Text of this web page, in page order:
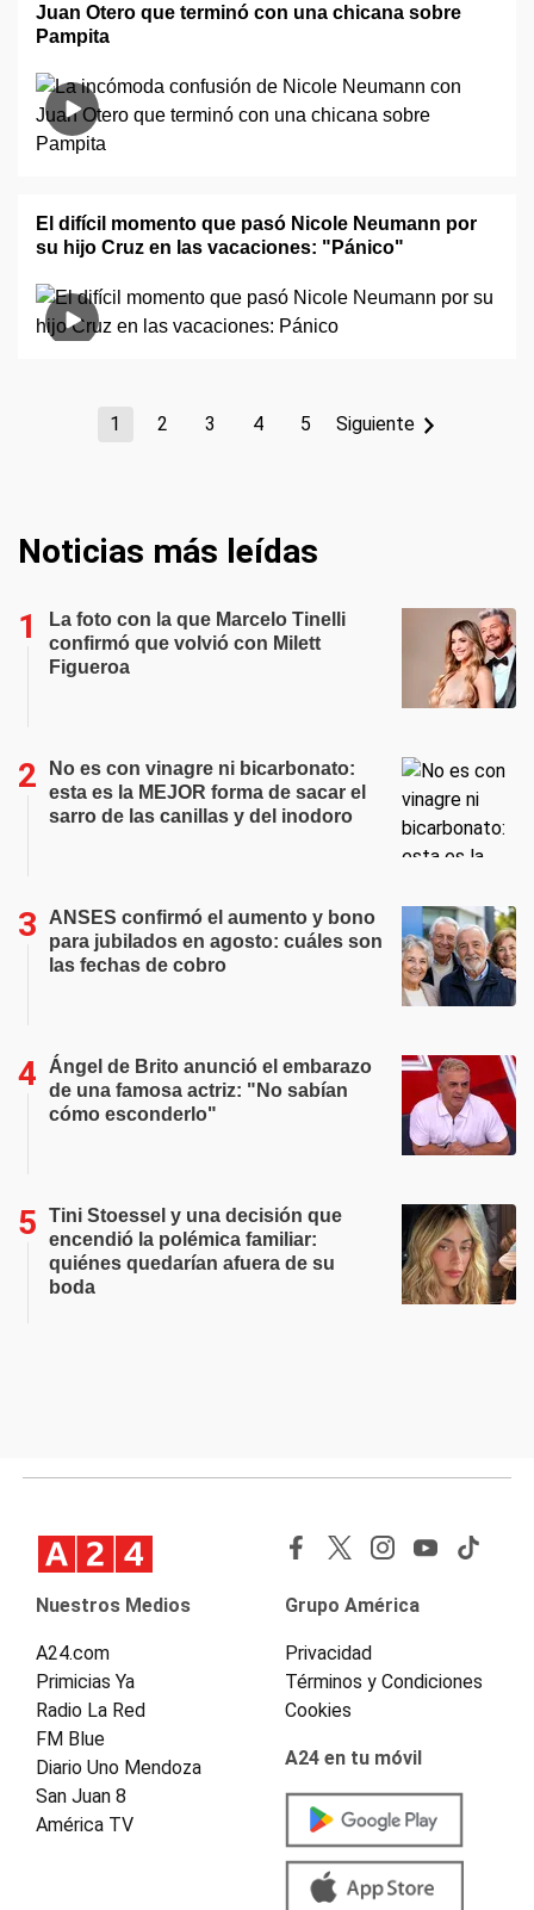
Juan Otero que terminó con una chicana sobre
Pampita
El difícil momento que pasó Nicole Neumann por
su hijo Cruz en las vacaciones: "Pánico"
1 2 3 4 5 Siguiente
Noticias más leídas
La foto con la que Marcelo Tinelli
confirmó que volvió con Milett
Figueroa
No es con vinagre ni bicarbonato:
esta es la MEJOR forma de sacar el
sarro de las canillas y del inodoro
ANSES confirmó el aumento y bono
para jubilados en agosto: cuáles son
las fechas de cobro
Ángel de Brito anunció el embarazo
de una famosa actriz: "No sabían
cómo esconderlo"
Tini Stoessel y una decisión que
encendió la polémica familiar:
quiénes quedarían afuera de su
boda
Nuestros Medios
A24.com
Primicias Ya
Radio La Red
FM Blue
Diario Uno Mendoza
San Juan 8
América TV
Grupo América
Privacidad
Términos y Condiciones
Cookies
A24 en tu móvil